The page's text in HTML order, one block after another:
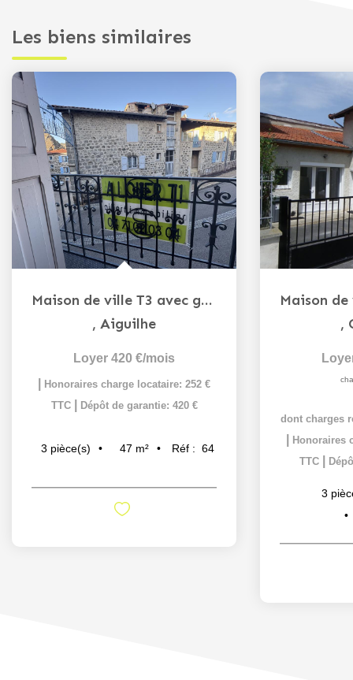
Les biens similaires
Maison de ville T3 avec garage AIGUILHE
, Aiguilhe
Loyer 420 €/mois
Honoraires charge locataire: 252 €
TTC
Dépôt de garantie: 420 €
3 pièce(s) 47 m² Réf : 64
,
dont charges
Honoraires
TTC
3